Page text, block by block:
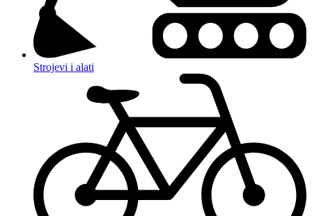
Strojevi i alati